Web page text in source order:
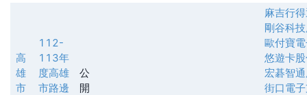
高
雄
市
112-
113年
度高雄
市路邊
公
開
麻吉行
剛谷科
歐付寶
悠遊卡
宏碁智
街口電